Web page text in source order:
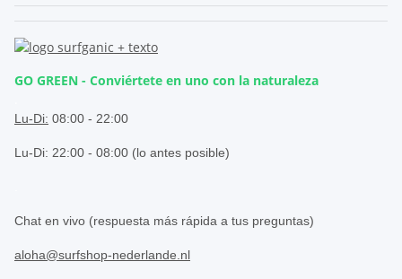
GO GREEN - Conviértete en uno con la naturaleza
Lu-Di: 08:00 - 22:00
Lu-Di: 22:00 - 08:00 (lo antes posible)
Chat en vivo (respuesta más rápida a tus preguntas)
aloha@surfshop-nederlande.nl